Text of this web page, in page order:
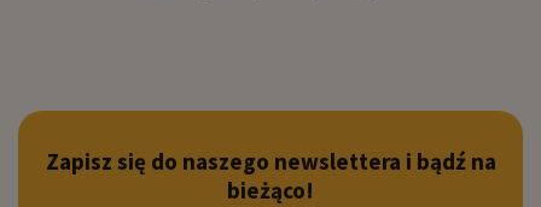
Zapisz się do naszego newslettera i bądź na
bieżąco!